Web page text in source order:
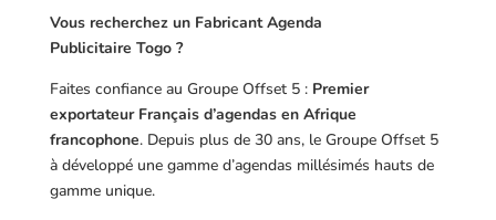
Vous recherchez un Fabricant Agenda
Publicitaire Togo ?
Faites confiance au Groupe Offset 5 : Premier
exportateur Français d’agendas en Afrique
francophone. Depuis plus de 30 ans, le Groupe Offset 5
à développé une gamme d’agendas millésimés hauts de
gamme unique.